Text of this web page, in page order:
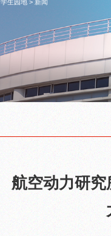
学生园地 > 新闻
航空动力研